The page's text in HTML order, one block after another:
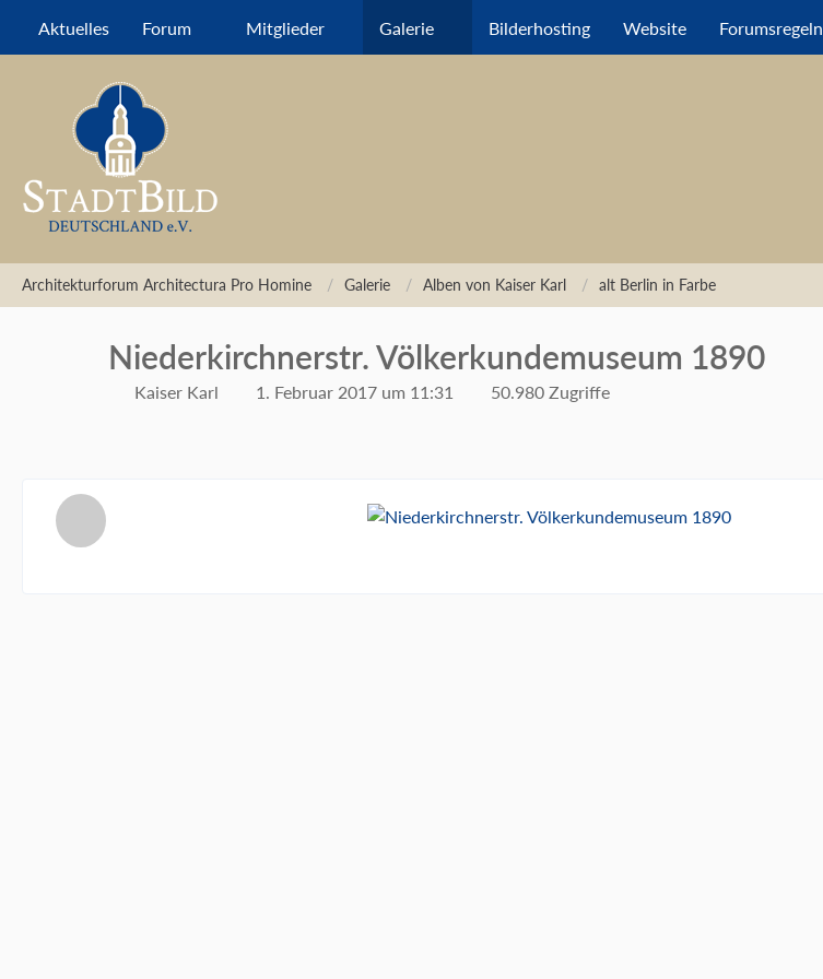
Aktuelles Forum Mitglieder Galerie Bilderhosting Website Forumsregeln
Architekturforum Architectura Pro Homine Galerie Alben von Kaiser Karl alt Berlin in Farbe
Niederkirchnerstr. Völkerkundemuseum 1890
Kaiser Karl 1. Februar 2017 um 11:31 50.980 Zugriffe